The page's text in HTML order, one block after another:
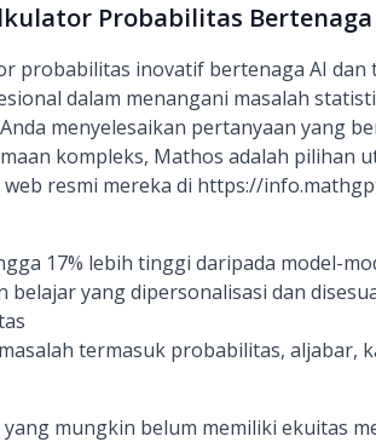
Probabilitas
probabilitas inovatif bertenaga AI
dalam menangani masalah
menyelesaikan pertanyaan yang
kompleks, Mathos adalah pilihan
resmi mereka di https://
17% lebih tinggi daripada model-
belajar yang dipersonalisasi dan
termasuk probabilitas, aljabar,
mungkin belum memiliki ekuitas